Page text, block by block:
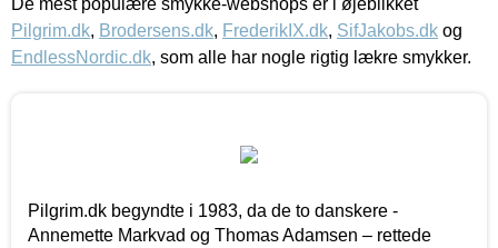
Pilgrim.dk, Brodersens.dk, FrederikIX.dk, SifJakobs.dk og
EndlessNordic.dk, som alle har nogle rigtig lækre smykker.
Pilgrim.dk begyndte i 1983, da de to danskere -
Annemette Markvad og Thomas Adamsen – rettede